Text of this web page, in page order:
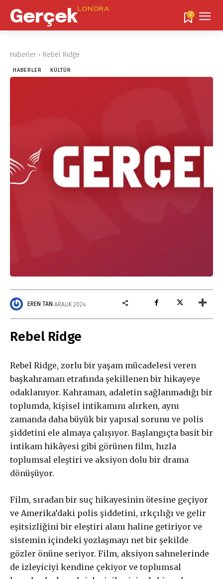
Gerçek ile
dayanışma aboneliği
Aboneliğiniz, otomatik olarak yenilenir.
Paketler arasında fark yoktur. Bütçenize uygun paketi
seçebilirsiniz.
Abonelik süresi ne kadar?
Abone paketleri arasında fark var
mı?
£50 ABONE OL
GerçekLONDRA
0
Haberler Rebel Ridge
HABERLER KÜLTÜR
EREN TAN ARALIK 2024
Rebel Ridge
Rebel Ridge, zorlu bir yaşam mücadelesi veren
başkahraman etrafında şekillenen bir hikayeye
odaklanıyor. Kahraman, adaletin sağlanmadığı bir
toplumda, kişisel intikamını alırken, aynı
zamanda daha büyük bir yapısal sorunu ve polis
şiddetini ele almaya çalışıyor. Başlangıçta basit bir
intikam hikâyesi gibi görünen film, hızla
toplumsal eleştiri ve aksiyon dolu bir drama
dönüşüyor.
Film, sıradan bir suç hikayesinin ötesine geçiyor
ve Amerika’daki polis şiddetini, ırkçılığı ve gelir
eşitsizliğini bir eleştiri alanı haline getiriyor ve
sistemin içindeki yozlaşmayı net bir şekilde
gözler önüne seriyor. Film, aksiyon sahnelerinde
de izleyiciyi kendine çekiyor ve toplumsal